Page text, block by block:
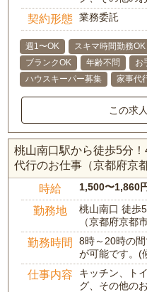
契約形態 業務委託
週1〜OK スキマ時間勤務OK
ブランクOK
年齢不問 お
ハウスキーパー募集
家事代
この求
桃山南口駅から徒歩5分
代行のお仕事（京都府京
時給 1,500〜1,860
勤務地
桃山南口 徒歩
（京都府京都
勤務時間
8時～20時の
が可能です。(
仕事内容
キッチン、ト
グ、その他の